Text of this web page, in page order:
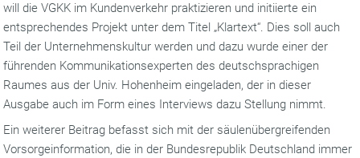
will die VGKK im Kundenverkehr praktizieren und initiierte ein
entsprechendes Projekt unter dem Titel „Klartext“. Dies soll auch
Teil der Unternehmenskultur werden und dazu wurde einer der
führenden Kommunikationsexperten des deutschsprachigen
Raumes aus der Univ. Hohenheim eingeladen, der in dieser
Ausgabe auch im Form eines Interviews dazu Stellung nimmt.
Ein weiterer Beitrag befasst sich mit der säulenübergreifenden
Vorsorgeinformation, die in der Bundesrepublik Deutschland immer